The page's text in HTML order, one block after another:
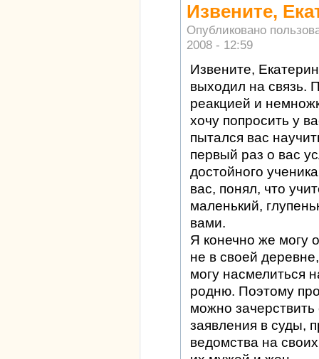
Извените,
Опубликовано
2008 - 12:59
Извените,
выходил на связь.
реакцией и
хочу попросить у
пытался вас
первый раз о вас
достойного
вас, понял, что
маленький,
вами.
Я конечно же могу
не в своей
могу насмелиться
родню. Поэтому
можно
заявления в суды,
ведомства на